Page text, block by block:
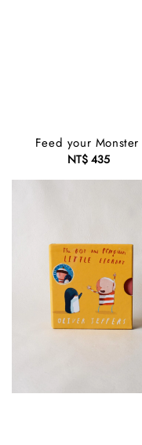
Feed your Monster
Regular
price
NT$ 435